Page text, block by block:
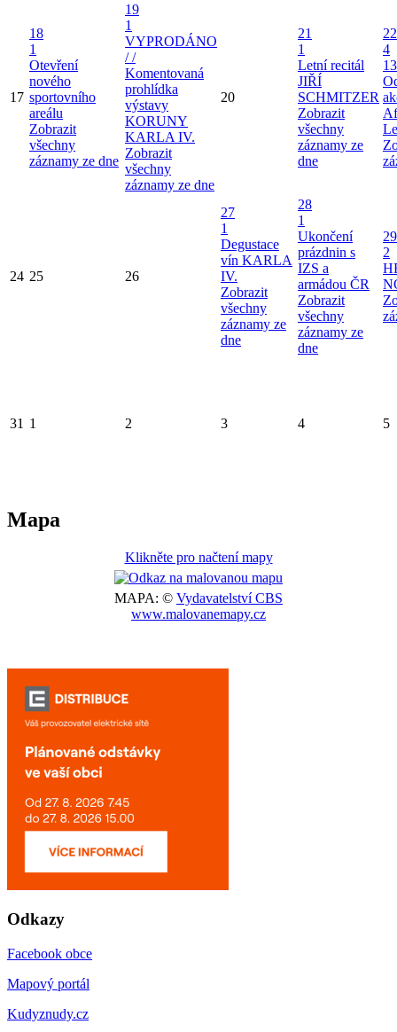
17
18
1
Otevření
nového
sportovního
areálu
Zobrazit
všechny
záznamy ze dne
19
1
VYPRODÁNO
/ /
Komentovaná
prohlídka
výstavy
KORUNY
KARLA IV.
Zobrazit
všechny
záznamy ze dne
20
21
1
Letní recitál
JIŘÍ
SCHMITZER
Zobrazit
všechny
záznamy ze
dne
22
4
24 25 26
27
1
Degustace
vín KARLA
IV.
Zobrazit
všechny
záznamy ze
dne
28
1
Ukončení
prázdnin s
IZS a
armádou ČR
Zobrazit
všechny
záznamy ze
dne
29
2
31 1 2 3 4 5
Mapa
Klikněte pro načtení mapy
MAPA: © Vydavatelství CBS
www.malovanemapy.cz
Odkazy
Facebook obce
Mapový portál
Kudyznudy.cz